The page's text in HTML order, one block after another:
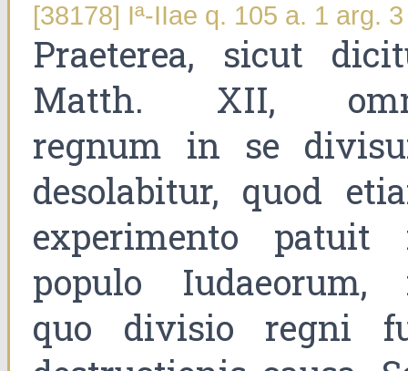
[38178] Iª-IIae q. 105 a. 1 arg. 3
Praeterea, sicut
Matth. XII,
regnum in se
desolabitur, quod
experimento patuit
populo Iudaeorum,
quo divisio regni